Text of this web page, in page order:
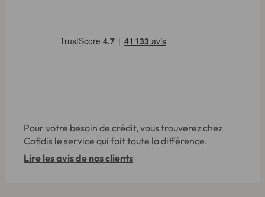
Pour votre besoin de crédit, vous trouverez chez
Cofidis le service qui fait toute la différence.
Lire les avis de nos clients